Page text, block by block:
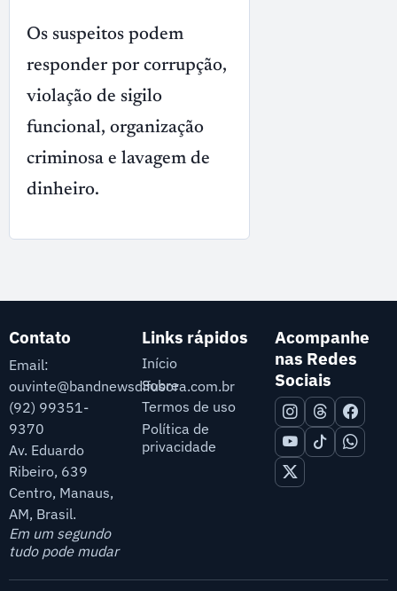
Os suspeitos podem
responder por corrupção,
violação de sigilo
funcional, organização
criminosa e lavagem de
dinheiro.
Contato
Email:
ouvinte@bandnewsdifusora.com.br
(92) 99351-
9370
Av. Eduardo
Ribeiro, 639
Centro, Manaus,
AM, Brasil.
Em um segundo
tudo pode mudar
Links rápidos
Início
Sobre
Termos de uso
Política de
privacidade
Acompanhe
nas Redes
Sociais